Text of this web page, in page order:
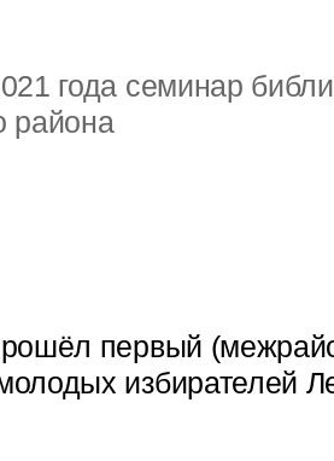
года семинар
района
первый
избирателей